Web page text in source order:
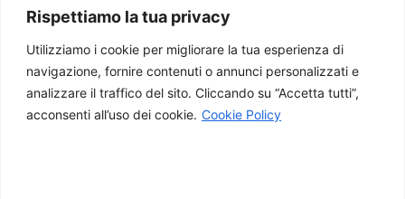
Rispettiamo la tua privacy
Utilizziamo i cookie per migliorare la tua esperienza di
navigazione, fornire contenuti o annunci personalizzati e
analizzare il traffico del sito. Cliccando su “Accetta tutti”,
acconsenti all’uso dei cookie. Cookie Policy
base alle
diverse
necessità.
Il servizio
prevede un
costo